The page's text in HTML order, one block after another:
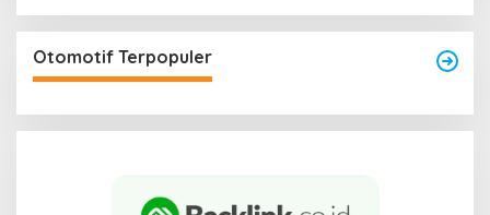
Otomotif Terpopuler